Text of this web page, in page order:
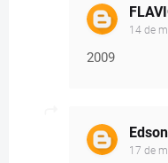
14 de
2009
17 de